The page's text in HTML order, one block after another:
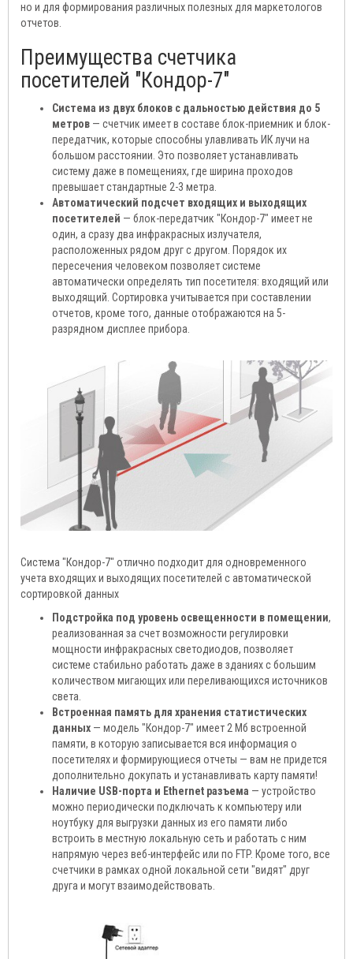
но и для формирования различных полезных для маркетологов
отчетов.
Преимущества счетчика
посетителей "Кондор-7"
Система из двух блоков с дальностью действия до 5
метров — счетчик имеет в составе блок-приемник и блок-
передатчик, которые способны улавливать ИК лучи на
большом расстоянии. Это позволяет устанавливать
систему даже в помещениях, где ширина проходов
превышает стандартные 2-3 метра.
Автоматический подсчет входящих и выходящих
посетителей — блок-передатчик "Кондор-7" имеет не
один, а сразу два инфракрасных излучателя,
расположенных рядом друг с другом. Порядок их
пересечения человеком позволяет системе
автоматически определять тип посетителя: входящий или
выходящий. Сортировка учитывается при составлении
отчетов, кроме того, данные отображаются на 5-
разрядном дисплее прибора.
Система "Кондор-7" отлично подходит для одновременного
учета входящих и выходящих посетителей с автоматической
сортировкой данных
Подстройка под уровень освещенности в помещении,
реализованная за счет возможности регулировки
мощности инфракрасных светодиодов, позволяет
системе стабильно работать даже в зданиях с большим
количеством мигающих или переливающихся источников
света.
Встроенная память для хранения статистических
данных — модель "Кондор-7" имеет 2 Мб встроенной
памяти, в которую записывается вся информация о
посетителях и формирующиеся отчеты — вам не придется
дополнительно докупать и устанавливать карту памяти!
Наличие USB-порта и Ethernet разъема — устройство
можно периодически подключать к компьютеру или
ноутбуку для выгрузки данных из его памяти либо
встроить в местную локальную сеть и работать с ним
напрямую через веб-интерфейс или по FTP. Кроме того, все
счетчики в рамках одной локальной сети "видят" друг
друга и могут взаимодействовать.